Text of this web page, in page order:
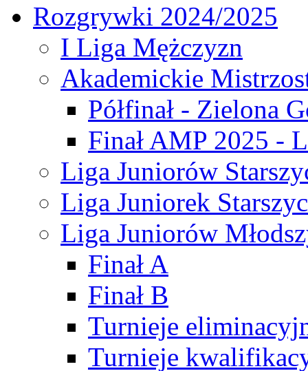
Rozgrywki 2024/2025
I Liga Mężczyzn
Akademickie
Półfinał - Zielona
Finał AMP 2025 -
Liga Juniorów
Liga Juniorek
Liga Juniorów
Finał A
Finał B
Turnieje
Turnieje